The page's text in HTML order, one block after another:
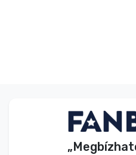
Terméktípusok